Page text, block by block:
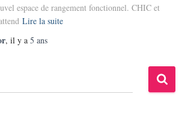
espace de rangement fonctionnel. CHIC et
Lire la suite
, il y a 5 ans